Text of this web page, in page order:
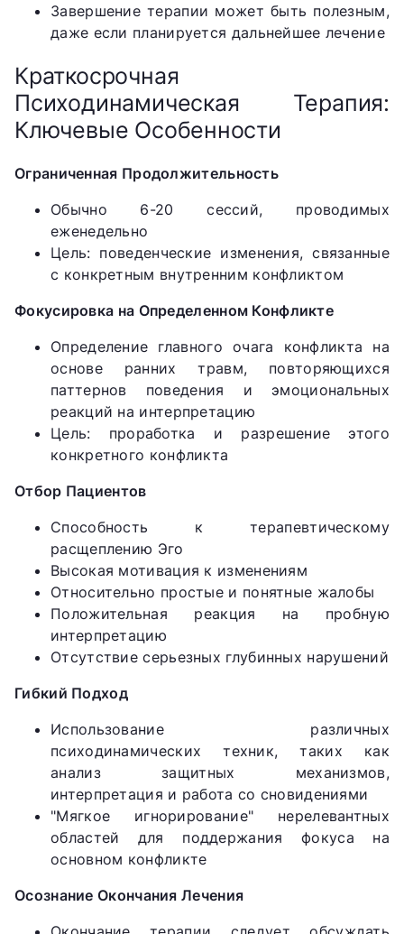
Завершение терапии может быть полезным,
даже если планируется дальнейшее лечение
Краткосрочная
Психодинамическая Терапия:
Ключевые Особенности
Ограниченная Продолжительность
Обычно 6-20 сессий, проводимых
еженедельно
Цель: поведенческие изменения, связанные
с конкретным внутренним конфликтом
Фокусировка на Определенном Конфликте
Определение главного очага конфликта на
основе ранних травм, повторяющихся
паттернов поведения и эмоциональных
реакций на интерпретацию
Цель: проработка и разрешение этого
конкретного конфликта
Отбор Пациентов
Способность к терапевтическому
расщеплению Эго
Высокая мотивация к изменениям
Относительно простые и понятные жалобы
Положительная реакция на пробную
интерпретацию
Отсутствие серьезных глубинных нарушений
Гибкий Подход
Использование различных
психодинамических техник, таких как
анализ защитных механизмов,
интерпретация и работа со сновидениями
"Мягкое игнорирование" нерелевантных
областей для поддержания фокуса на
основном конфликте
Осознание Окончания Лечения